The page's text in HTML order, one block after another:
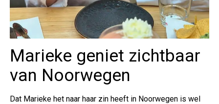
Marieke geniet zichtbaar
van Noorwegen
Dat Marieke het naar haar zin heeft in Noorwegen is wel